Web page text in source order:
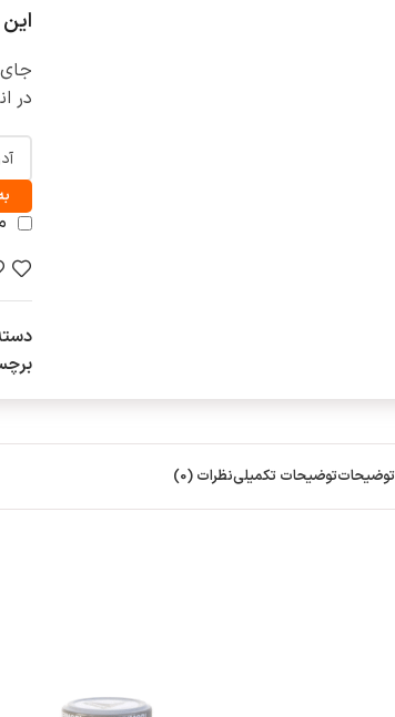
در
توضیحاتتوضیحات تکمیلینظرات (0)